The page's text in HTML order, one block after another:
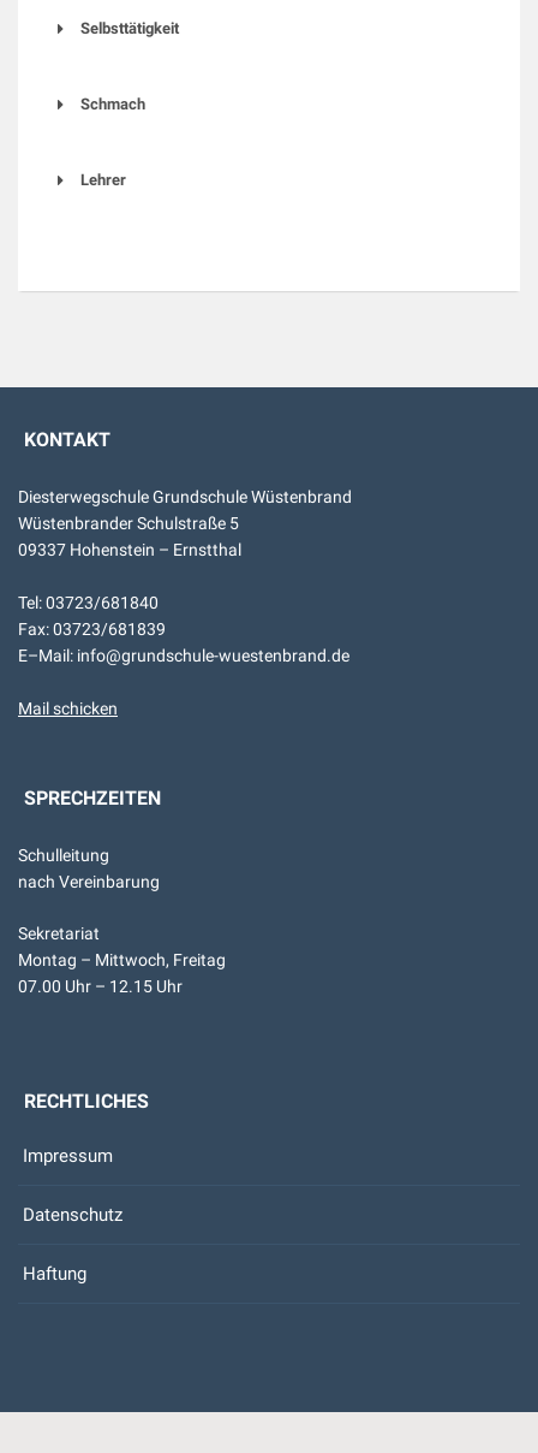
Selbsttätigkeit
Schmach
Lehrer
KONTAKT
Diesterwegschule Grundschule Wüstenbrand
Wüstenbrander Schulstraße 5
09337 Hohenstein – Ernstthal
Tel: 03723/681840
Fax: 03723/681839
E–Mail: info@grundschule-wuestenbrand.de
Mail schicken
SPRECHZEITEN
Schulleitung
nach Vereinbarung
Sekretariat
Montag – Mittwoch, Freitag
07.00 Uhr – 12.15 Uhr
RECHTLICHES
Impressum
Datenschutz
Haftung